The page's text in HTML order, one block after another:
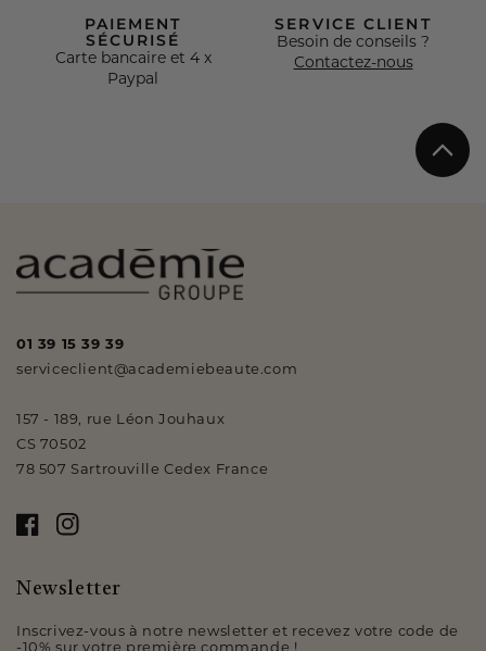
PAIEMENT
SÉCURISÉ
Carte bancaire et 4 x
Paypal
SERVICE CLIENT
Besoin de conseils ?
Contactez-nous
01 39 15 39 39
serviceclient@academiebeaute.com
157 - 189, rue Léon Jouhaux
CS 70502
78 507 Sartrouville Cedex France
FacebookInstagram
Newsletter
Inscrivez-vous à notre newsletter et recevez votre code de